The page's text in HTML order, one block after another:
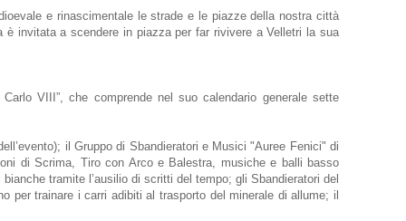
e rinascimentale le strade e le piazze della nostra città
invitata a scendere in piazza per far rivivere a Velletri la sua
VIII”, che comprende nel suo calendario generale sette
il Gruppo di Sbandieratori e Musici "Auree Fenici" di
di Scrima, Tiro con Arco e Balestra, musiche e balli basso
tramite l’ausilio di scritti del tempo; gli Sbandieratori del
per trainare i carri adibiti al trasporto del minerale di allume; il